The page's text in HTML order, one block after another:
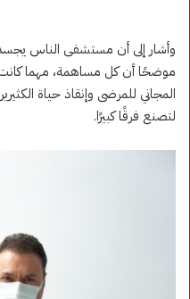
وأشار إلى أن مستشفى الناس
موضحًا أن كل مساهمة، مهما كانت
المجاني للمرضى وإنقاذ حياة
لتصنع فرقًا كبيرًا.